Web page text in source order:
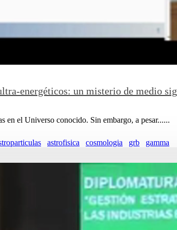
energéticos: un misterio de medio
en el Universo conocido. Sin embargo, a pesar......
astrofisica cosmologia grb gamma